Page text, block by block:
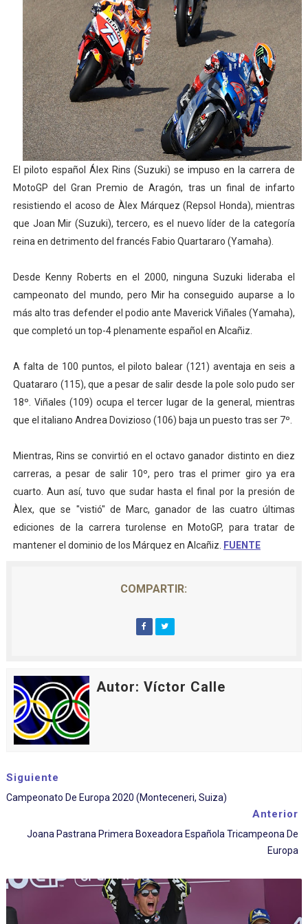
Mundial de lacrosse femenino 2026 (Tokio, Japón) -
Máxima celebración en el último Impact! con Jason
Mundial de esgrima 2026 (Hong Kong) - La
Raquel Rodriguez es la nueva monarca
Campeonato de Europa de atletismo femenino 2026
El piloto español Álex Rins (Suzuki) se impuso en la carrera de
MotoGP del Gran Premio de Aragón, tras un final de infarto
resistiendo el acoso de Àlex Márquez (Repsol Honda), mientras
que Joan Mir (Suzuki), tercero, es el nuevo líder de la categoría
reina en detrimento del francés Fabio Quartararo (Yamaha).
Desde Kenny Roberts en el 2000, ninguna Suzuki lideraba el
campeonato del mundo, pero Mir ha conseguido auparse a lo
más alto tras defender el podio ante Maverick Viñales (Yamaha),
que completó un top-4 plenamente español en Alcañiz.
A falta de 100 puntos, el piloto balear (121) aventaja en seis a
Quatararo (115), que a pesar de salir desde la pole solo pudo ser
18º. Viñales (109) ocupa el tercer lugar de la general, mientras
que el italiano Andrea Dovizioso (106) baja un puesto tras ser 7º.
Mientras, Rins se convirtió en el octavo ganador distinto en diez
carreras, a pesar de salir 10º, pero tras el primer giro ya era
cuarto. Aun así, tuvo que sudar hasta el final por la presión de
Àlex, que se "vistió" de Marc, ganador de las cuatro últimas
ediciones de la carrera turolense en MotoGP, para tratar de
mantener el dominio de los Márquez en Alcañiz.
FUENTE
COMPARTIR:
Autor: Víctor Calle
Siguiente
Campeonato De Europa 2020 (Monteceneri, Suiza)
Anterior
Joana Pastrana Primera Boxeadora Española Tricampeona De
Europa